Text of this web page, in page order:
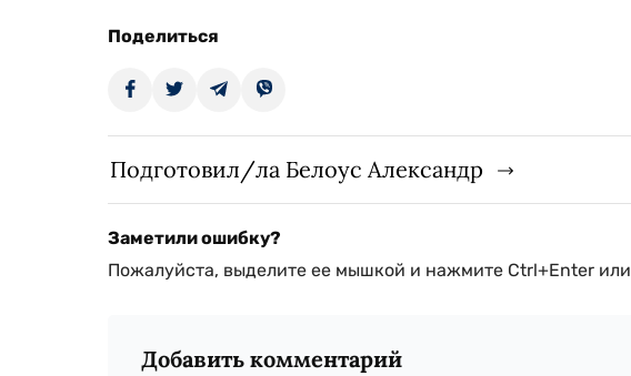
Поделиться
Подготовил/ла Белоус Александр
Заметили ошибку?
Пожалуйста, выделите ее мышкой и нажмите Ctrl+Enter или
Добавить комментарий